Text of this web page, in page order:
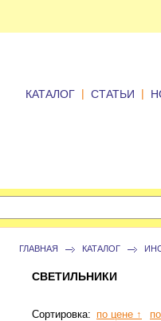
КАТАЛОГ | СТАТЬИ |
ГЛАВНАЯ КАТАЛОГ
СВЕТИЛЬНИКИ
Сортировка: по цене ↑